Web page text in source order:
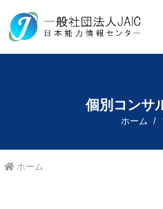
個別コンサ
ホーム
ホーム